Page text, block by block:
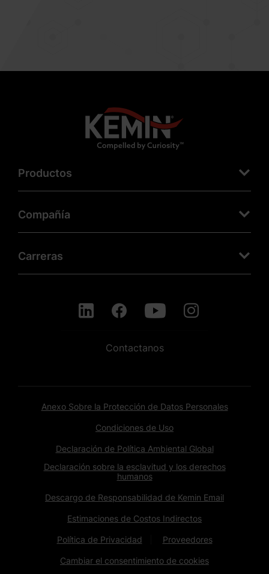
Productos
Compañía
Carreras
Contactanos
Anexo Sobre la Protección de Datos Personales
Condiciones de Uso
Declaración de Política Ambiental Global
Declaración sobre la esclavitud y los derechos
humanos
Descargo de Responsabilidad de Kemin Email
Estimaciones de Costos Indirectos
Política de Privacidad Proveedores
Cambiar el consentimiento de cookies